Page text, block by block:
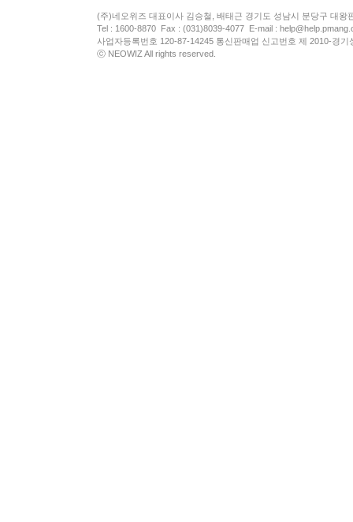
(주)네오위즈 대표이사 김승철, 배태근 경기도 성남시 분당구 대왕
Tel : 1600-8870 Fax : (031)8039-4077 E-mail :
사업자등록번호 120-87-14245 통신판매업 신고번호 제 2010-경
ⓒ NEOWIZ All rights reserved.